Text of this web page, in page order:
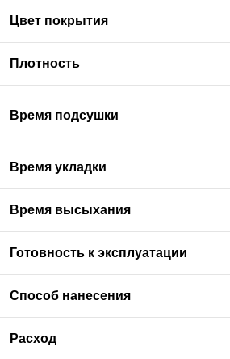
Цвет покрытия
Плотность
Время подсушки
Время укладки
Время высыхания
Готовность к эксплуатации
Способ нанесения
Расход